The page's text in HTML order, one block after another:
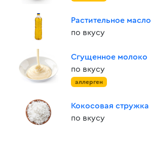
Растительное масло
по вкусу
Сгущенное молоко
по вкусу
аллерген
Кокосовая стружка
по вкусу